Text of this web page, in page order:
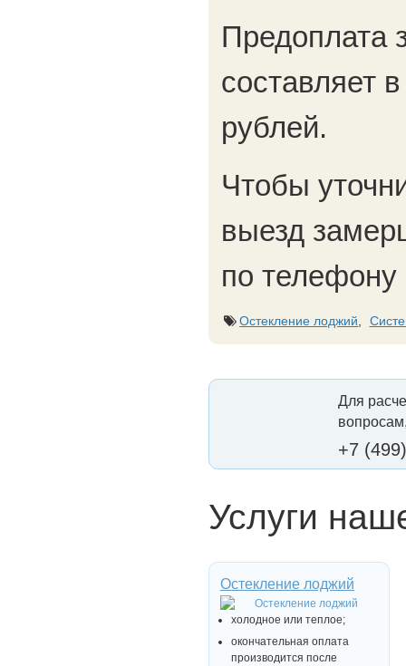
Предоплата
составляет
рублей.
Чтобы
выезд
по телефону
Остекление лоджий,
Для
+7
Услуги
Остекление лоджий
холодное или теплое;
окончательная оплата
производится после